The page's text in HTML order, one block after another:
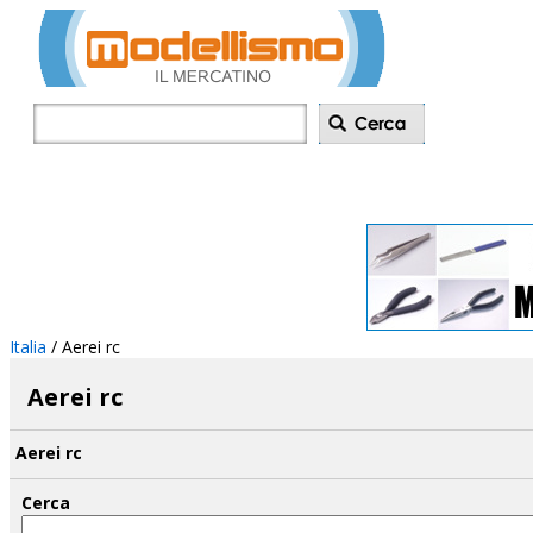
Italia / Aerei rc
Aerei rc
Aerei rc
Cerca